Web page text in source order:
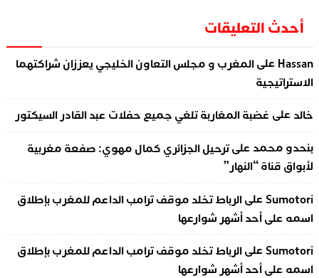
أحدث التعليقات
Hassan علىالمغرب و مجلس التعاون الخليجي يعززان شراكتهما
الاستراتيجية
خالد على غضبة المغاربة تلغي جميع حفلات عبد القادر السيكتور
بنحدو محمد علىترحيل الجزائري كمال مهوي: صفعة مغربية
لأبواق قناة “النهار”
Sumotoriعلىالرباط تخلد موقف ترامب الداعم للمغرب بإطلاق
اسمه على أحد أشهر شوارعها
Sumotoriعلىالرباط تخلد موقف ترامب الداعم للمغرب بإطلاق
اسمه على أحد أشهر شوارعها